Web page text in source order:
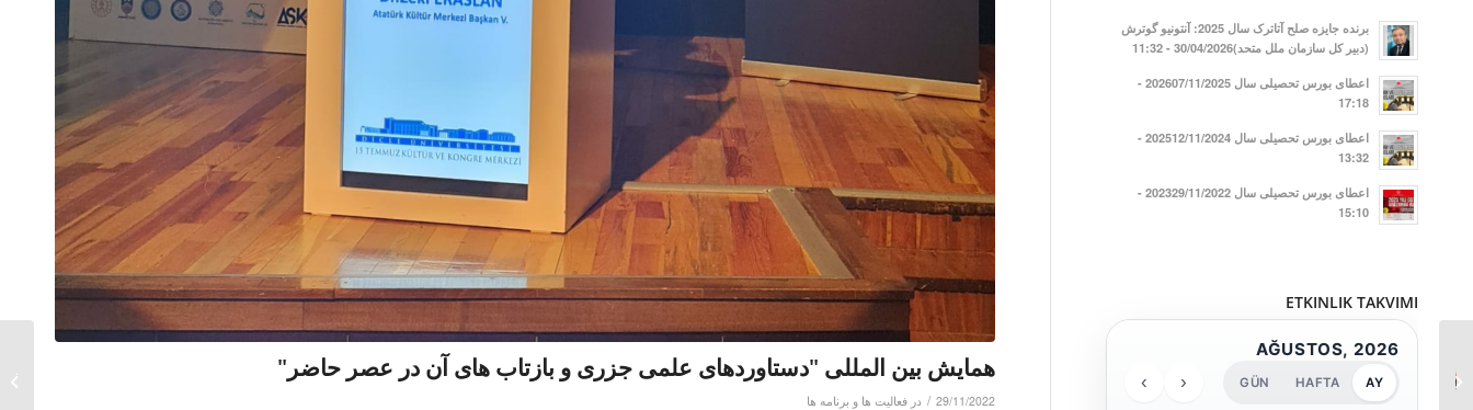
همایش بین المللی "دستاوردهای علمی جزری و بازتاب های آن در عصر حاضر"
29/11/2022
/ در فعالیت ها و برنامه ها
برنده جایزه صلح آتاترک سال 2025: آنتونیو گوترش
(دبیر کل سازمان ملل متحد)30/04/2026 - 11:32
اعطای بورس تحصیلی سال 202607/11/2025 -
17:18
اعطای بورس تحصیلی سال 202512/11/2024 -
13:32
اعطای بورس تحصیلی سال 202329/11/2022 -
15:10
ETKINLIK TAKVIMI
AĞUSTOS, 2026
AY
HAFTA
GÜN
‹
›
در
نشست ادبی در قالب
فستیوال پایتخت، شاهراه